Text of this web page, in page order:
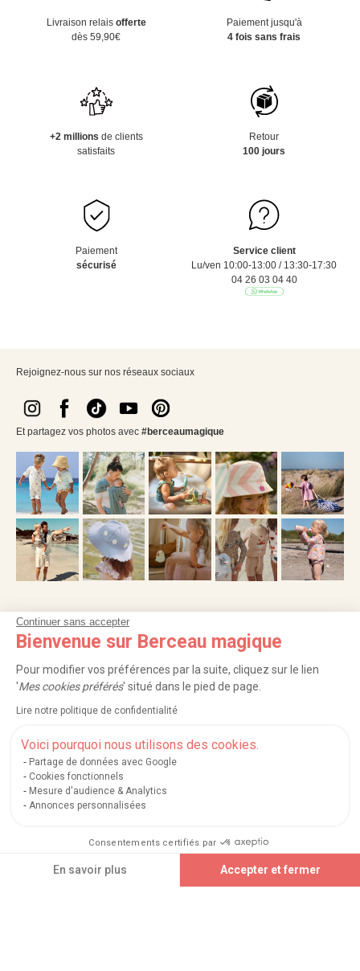
Continuer sans accepter
Bienvenue sur Berceau magique
Pour modifier vos préférences par la suite, cliquez sur le lien
'Mes cookies préférés' situé dans le pied de page.
Lire notre politique de confidentialité
Voici pourquoi nous utilisons des cookies.
Partage de données avec Google
Cookies fonctionnels
Mesure d'audience & Analytics
Annonces personnalisées
Consentements certifiés par
En savoir plus Accepter et fermer
Ajouter au panier
Livraison relais offerte
dès 59,90€
Paiement jusqu'à
4 fois sans frais
+2 millions de clients
satisfaits
Retour
100 jours
Paiement
sécurisé
Service client
Lu/ven 10:00-13:00 / 13:30-17:30
04 26 03 04 40
Rejoignez-nous sur nos réseaux sociaux
Et partagez vos photos avec #berceaumagique
NOS SERVICES
À PROPOS
LISTES CADEAUX
Service après-vente|FAQ|Rappels de produits|Protection des données
Nos moyens de paiement sécurisés